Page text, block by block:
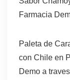
Farmacia
Paleta de
con Chile en
Demo a